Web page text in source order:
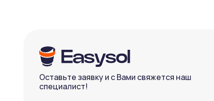
Оставьте заявку и с Вами свяжется наш
специалист!